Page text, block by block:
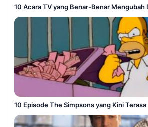
10 Acara TV yang Benar-Benar Mengubah
10 Episode The Simpsons yang Kini Terasa